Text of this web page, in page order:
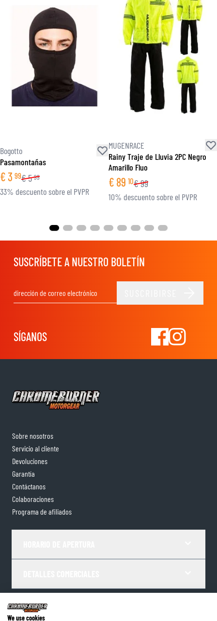
Bogotto
Pasamontañas
€3 99€5 99
33% descuento sobre el PVPR
MUGENRACE
Rainy Traje de Lluvia 2PC Negro
Amarillo Fluo
€ 89 10€99
10% descuento sobre el PVPR
SUSCRÍBETE A NUESTRO BOLETÍN
SÍGANOS
Sobre nosotros
Servicio al cliente
Devoluciones
Garantía
Contáctanos
Colaboraciones
Programa de afiliados
Términos y Condiciones
We use cookies